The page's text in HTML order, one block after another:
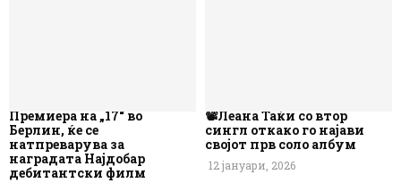
Премиера на „17“ во
Берлин, ќе се
натпреварува за
наградата Најдобар
дебитантски филм
📽️Леана Таќи со втор
сингл откако го најави
својот прв соло албум
12 јануари, 2026